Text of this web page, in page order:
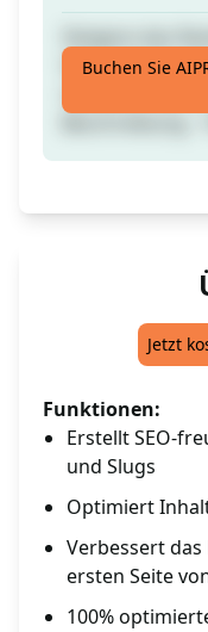
Seite 1 der
neuesten
Buchen Sie
Jetzt
Funktionen:
Erstellt SEO-
und Slugs
Optimiert
Verbessert
ersten Seite
100%